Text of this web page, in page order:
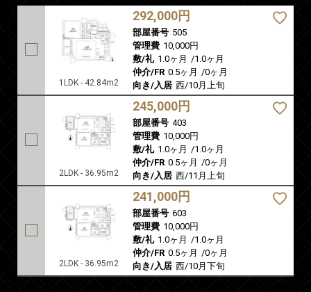
1LDK - 42.84m2
292,000円
部屋番号 505
管理費 10,000円
敷/礼 1.0ヶ月 /1.0ヶ月
仲介/FR 0.5ヶ月 /0ヶ月
向き/入居 西/10月上旬
2LDK - 36.95m2
245,000円
部屋番号 403
管理費 10,000円
敷/礼 1.0ヶ月 /1.0ヶ月
仲介/FR 0.5ヶ月 /0ヶ月
向き/入居 西/11月上旬
2LDK - 36.95m2
241,000円
部屋番号 603
管理費 10,000円
敷/礼 1.0ヶ月 /1.0ヶ月
仲介/FR 0.5ヶ月 /0ヶ月
向き/入居 西/10月下旬